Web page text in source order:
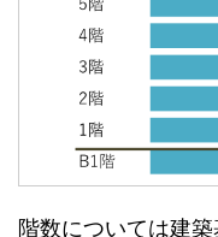
階数については建